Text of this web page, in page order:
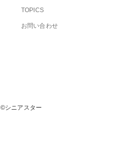
TOPICS
お問い合わせ
©︎シニアスター